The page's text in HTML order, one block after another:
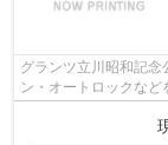
グランツ立川昭和記
ン・オートロックな